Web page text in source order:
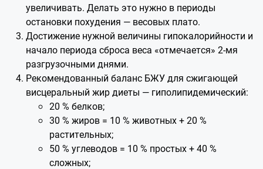
увеличивать. Делать это нужно в периоды
остановки похудения — весовых плато.
Достижение нужной величины гипокалорийности и
начало периода сброса веса «отмечается» 2-мя
разгрузочными днями.
Рекомендованный баланс БЖУ для сжигающей
висцеральный жир диеты — гиполипидемический:
20 % белков;
30 % жиров = 10 % животных + 20 %
растительных;
50 % углеводов = 10 % простых + 40 %
сложных;